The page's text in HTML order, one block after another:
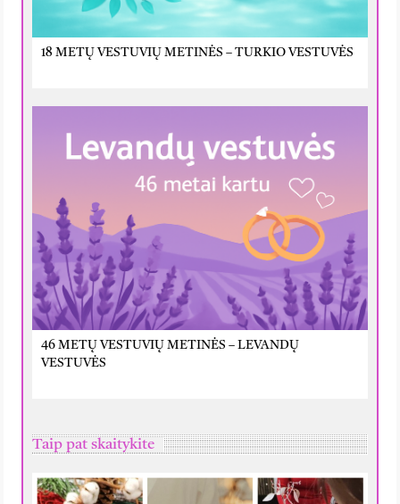
18 METŲ VESTUVIŲ METINĖS – TURKIO VESTUVĖS
46 METŲ VESTUVIŲ METINĖS – LEVANDŲ
VESTUVĖS
Taip pat skaitykite